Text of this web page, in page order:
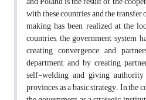
with these countries and the
making has been realized at the
countries, the government system
creating convergence and
department, and by creating
self-welding and giving
provinces as a basic strategy. In the